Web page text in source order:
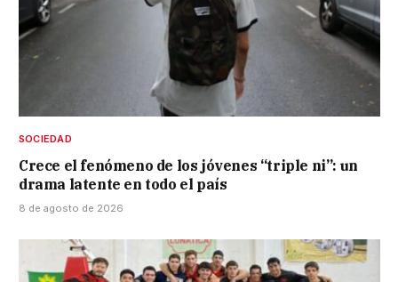
SOCIEDAD
Crece el fenómeno de los jóvenes “triple ni”: un
drama latente en todo el país
8 de agosto de 2026